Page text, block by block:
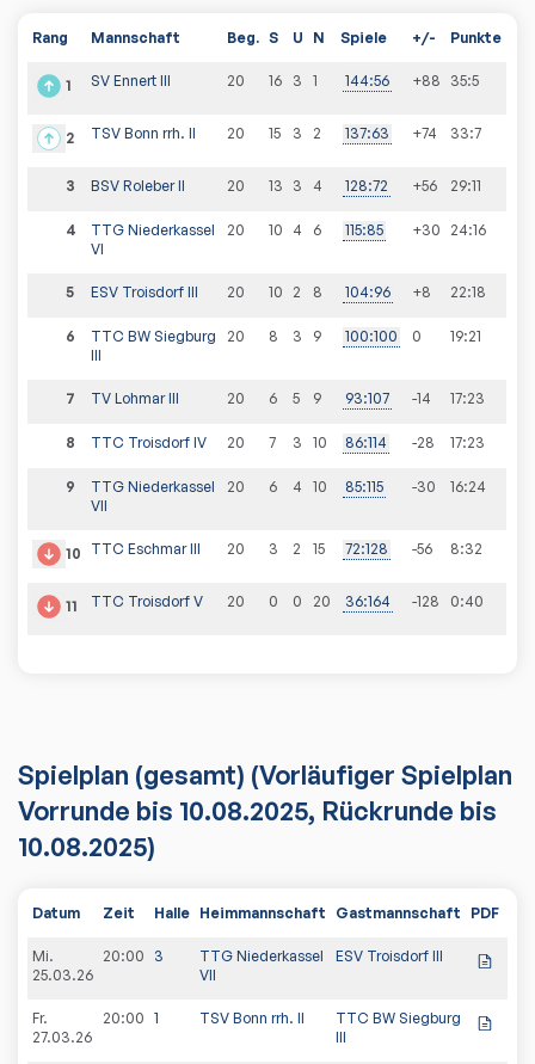
Rang Mannschaft Beg. S U N Spiele +/- Punkte
1 SV Ennert III 20 16 3 1 144:56 +88 35:5
2 TSV Bonn rrh. II 20 15 3 2 137:63 +74 33:7
3 BSV Roleber II 20 13 3 4 128:72 +56 29:11
4
TTG Niederkassel
VI
20 10 4 6 115:85 +30 24:16
5 ESV Troisdorf III 20 10 2 8 104:96 +8 22:18
6
TTC BW Siegburg
III
20 8 3 9 100:100 0 19:21
7 TV Lohmar III 20 6 5 9 93:107 -14 17:23
8 TTC Troisdorf IV 20 7 3 10 86:114 -28 17:23
9
TTG Niederkassel
VII
20 6 4 10 85:115 -30 16:24
10 TTC Eschmar III 20 3 2 15 72:128 -56 8:32
11 TTC Troisdorf V 20 0 0 20 36:164 -128 0:40
Spielplan (gesamt) (Vorläufiger Spielplan
Vorrunde bis 10.08.2025, Rückrunde bis
10.08.2025)
Datum Zeit Halle Heimmannschaft Gastmannschaft PDF
Mi.
25.03.26
20:00 3
TTG Niederkassel
VII
ESV Troisdorf III
Fr.
27.03.26
20:00 1 TSV Bonn rrh. II
TTC BW Siegburg
III